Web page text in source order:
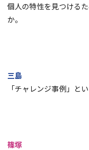
個人の特性を見つける
か。
三島
「チャレンジ事例」と
篠塚